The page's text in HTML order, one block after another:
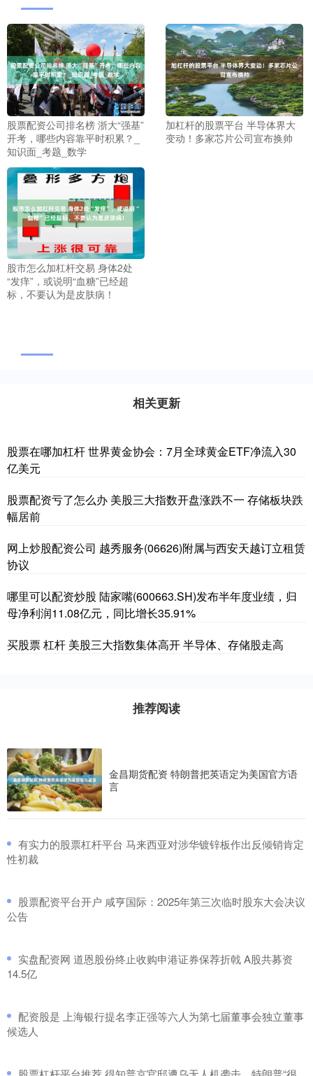
股票配资公司排名榜 浙大“强基”
开考，哪些内容靠平时积累？_
知识面_考题_数学
加杠杆的股票平台 半导体界大
变动！多家芯片公司宣布换帅
股市怎么加杠杆交易 身体2处
“发痒”，或说明“血糖”已经超
标，不要认为是皮肤病！
相关更新
股票在哪加杠杆 世界黄金协会：7月全球黄金ETF净流入30
亿美元
股票配资亏了怎么办 美股三大指数开盘涨跌不一 存储板块跌
幅居前
网上炒股配资公司 越秀服务(06626)附属与西安天越订立租赁
协议
哪里可以配资炒股 陆家嘴(600663.SH)发布半年度业绩，归
母净利润11.08亿元，同比增长35.91%
买股票 杠杆 美股三大指数集体高开 半导体、存储股走高
推荐阅读
金昌期货配资 特朗普把英语定为美国官方语
言
​有实力的股票杠杆平台 马来西亚对涉华镀锌板作出反倾销肯定
性初裁
​股票配资平台开户 咸亨国际：2025年第三次临时股东大会决议
公告
​实盘配资网 道恩股份终止收购申港证券保荐折戟 A股共募资
14.5亿
​配资股是 上海银行提名李正强等六人为第七届董事会独立董事
候选人